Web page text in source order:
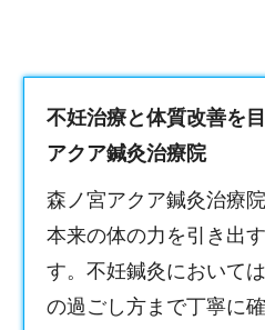
不妊治療と体質改善を
アクア鍼灸治療院
森ノ宮アクア鍼灸治療
本来の体の力を引き出
す。 不妊鍼灸において
の過ごし方まで丁寧に